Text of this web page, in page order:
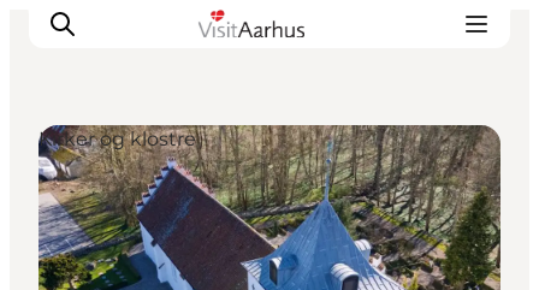
Oplevelser
Kalender
Byer og steder
Kirker og klostre